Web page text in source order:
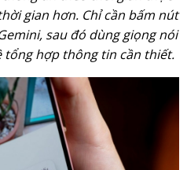
gian hơn. Chỉ cần bấm nút
sau đó dùng giọng nói
tổng hợp thông tin cần thiết.